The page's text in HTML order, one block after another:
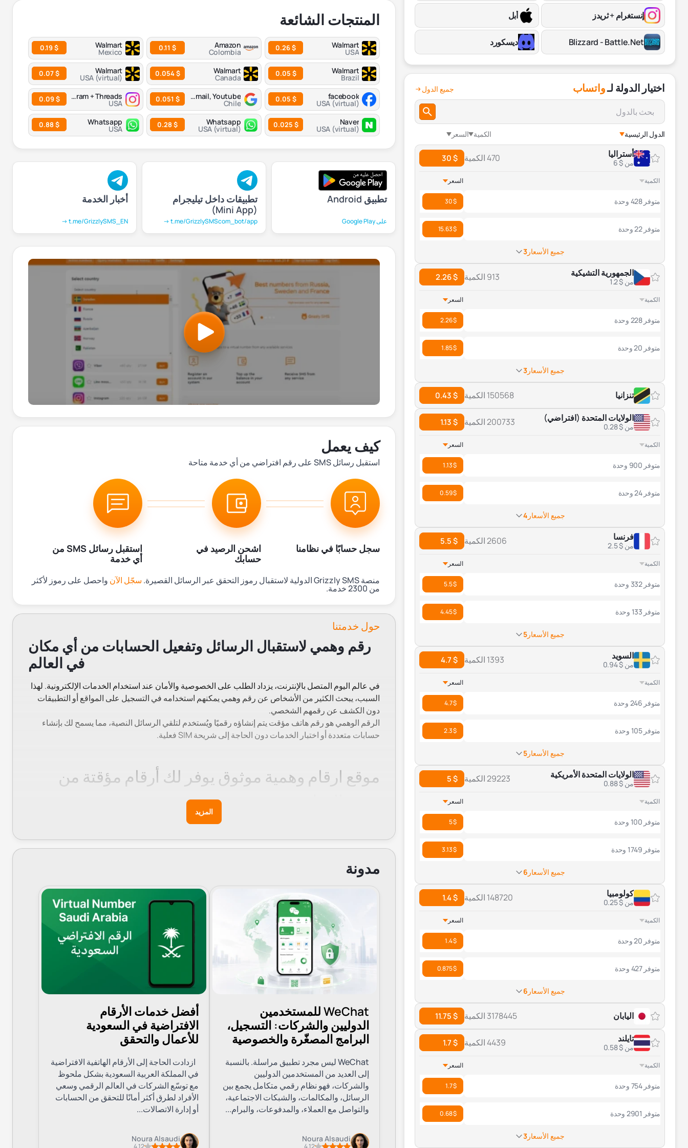
إنستغرام + ثريدز أبل
Blizzard - Battle.Net ديسكورد
اختيار الدولة لـواتساب جميع الدول
الدول الرئيسية الكمية السعر
أستراليا
من $ 6 470 الكمية $ 30
الكمية السعر
متوفر 428 وحدة $ 30
متوفر 22 وحدة $ 15.63
جميع الأسعار 3
الجمهورية التشيكية
من $ 1.2 913 الكمية $ 2.26
الكمية السعر
متوفر 228 وحدة $ 2.26
متوفر 20 وحدة $ 1.85
جميع الأسعار 3
تنزانيا 150568 الكمية $ 0.43
الولايات المتحدة (افتراضي)
من $ 0.28 200733 الكمية $ 1.13
الكمية السعر
متوفر 900 وحدة $ 1.13
متوفر 24 وحدة $ 0.59
جميع الأسعار 4
فرنسا
من $ 2.5 2606 الكمية $ 5.5
الكمية السعر
متوفر 332 وحدة $ 5.5
متوفر 133 وحدة $ 4.45
جميع الأسعار 5
السويد
من $ 0.94 1393 الكمية $ 4.7
الكمية السعر
متوفر 246 وحدة $ 4.7
متوفر 105 وحدة $ 2.3
جميع الأسعار 5
الولايات المتحدة الأمريكية
من $ 0.88 29223 الكمية $ 5
الكمية السعر
متوفر 100 وحدة $ 5
متوفر 1749 وحدة $ 3.13
جميع الأسعار 6
كولومبيا
من $ 0.25 148720 الكمية $ 1.4
الكمية السعر
متوفر 20 وحدة $ 1.4
متوفر 427 وحدة $ 0.875
جميع الأسعار 6
اليابان 3178445 الكمية $ 11.75
تايلند
من $ 0.58 4439 الكمية $ 1.7
الكمية السعر
متوفر 754 وحدة $ 1.7
متوفر 2901 وحدة $ 0.68
جميع الأسعار 3
المنتجات الشائعة
Walmart
USA
$ 0.26
Amazon
Colombia
$ 0.11
Walmart
Mexico
$ 0.19
Walmart
Brazil
$ 0.05
Walmart
Canada
$ 0.054
Walmart
USA (virtual)
$ 0.07
facebook
USA (virtual)
$ 0.05
Google, Gmail, Youtube
Chile
$ 0.051
Instagram + Threads
USA
$ 0.09
Naver
USA (virtual)
$ 0.025
Whatsapp
USA (virtual)
$ 0.28
Whatsapp
USA
$ 0.88
تطبيق Android
على Google Play
تطبيقات داخل تيليجرام
(Mini App)
t.me/GrizzlySMScom_bot/app →
أخبار الخدمة
t.me/GrizzlySMS_EN →
كيف يعمل
استقبل رسائل SMS على رقم افتراضي من أي خدمة متاحة
سجل حسابًا في نظامنا
اشحن الرصيد في
حسابك
استقبل رسائل SMS من
أي خدمة
منصة Grizzly SMS الدولية لاستقبال رموز التحقق عبر الرسائل القصيرة. سجّل الآن واحصل على رموز لأكثر
من 2300 خدمة.
حول خدمتنا
رقم وهمي لاستقبال الرسائل وتفعيل الحسابات من أي مكان
في العالم
في عالم اليوم المتصل بالإنترنت، يزداد الطلب على الخصوصية والأمان عند استخدام الخدمات الإلكترونية. لهذا
السبب، يبحث الكثير من الأشخاص عن رقم وهمي يمكنهم استخدامه في التسجيل على المواقع أو التطبيقات
دون الكشف عن رقمهم الشخصي.
الرقم الوهمي هو رقم هاتف مؤقت يتم إنشاؤه رقميًا ويُستخدم لتلقي الرسائل النصية، مما يسمح لك بإنشاء
حسابات متعددة أو اختبار الخدمات دون الحاجة إلى شريحة SIM فعلية.
موقع ارقام وهمية موثوق يوفر لك أرقام مؤقتة من
يدعم أكثر من 150 دولة، مما يتيح لك اختيار رقم جوال وهمي من أي مكان في العالم.
واجهة سهلة الاستخدام وسريعة لتلقي الرسائل النصية في الوقت الحقيقي.
أسعار منخفضة تبدأ من أقل من دولار واحد لكل رقم.
إمكانية استخدام الأرقام لتفعيل مختلف الخدمات الإلكترونية والتطبيقات الشائعة بسهولة وأمان.
حماية خصوصيتك عند استخدام المواقع والخدمات دون الإفصاح عن رقمك الحقيقي.
الأرقام متجددة دائمًا وتُحذف تلقائيًا بعد فترة للاستخدام الآمن.
ما هي استخدامات الرقم الوهمي؟
يمكنك استخدام ارقام هاتف وهمية في العديد من السيناريوهات، ومن أبرزها:
اختبار التطبيقات والخدمات الجديدة دون تقديم رقمك الفعلي.
التحقق من الرسائل النصية الواردة من مواقع أجنبية أو مشبوهة.
التمتع بالخصوصية عند التعامل مع مواقع البيع والشراء أو الإعلانات.
استقبال رسائل مؤقتة لغرض معين دون الحاجة إلى بطاقة SIM.
المزيد
مدونة
WeChat للمستخدمين
الدوليين والشركات: التسجيل،
البرامج المصغّرة والخصوصية
WeChat ليس مجرد تطبيق مراسلة. بالنسبة
إلى العديد من المستخدمين الدوليين
والشركات، فهو نظام رقمي متكامل يجمع بين
الرسائل، والمكالمات، والشبكات الاجتماعية،
والتواصل مع العملاء، والمدفوعات، والبرام...
Noura Alsaudi
4.12
أفضل خدمات الأرقام
الافتراضية في السعودية
للأعمال والتحقق
ازدادت الحاجة إلى الأرقام الهاتفية الافتراضية
في المملكة العربية السعودية بشكل ملحوظ
مع توسّع الشركات في العالم الرقمي وسعي
الأفراد لطرق أكثر أمانًا للتحقق من الحسابات
أو إدارة الاتصالات...
Noura Alsaudi
4.12